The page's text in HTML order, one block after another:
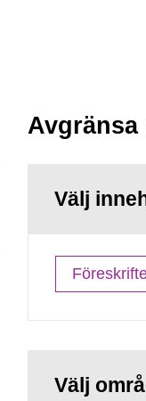
Välj
Välj